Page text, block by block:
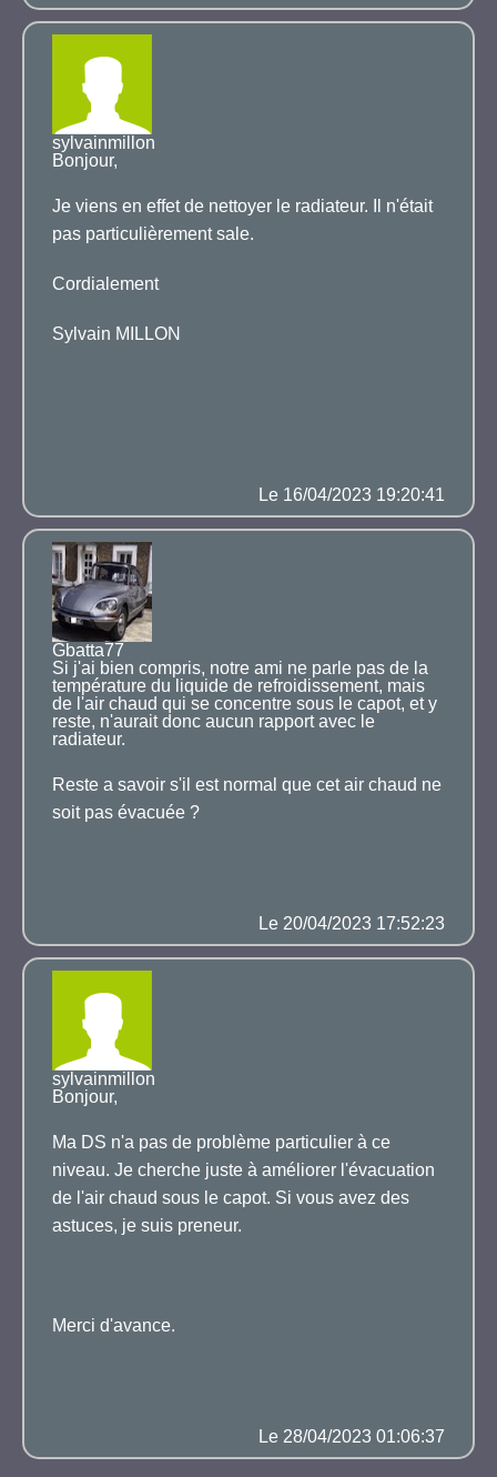
sylvainmillon
Bonjour,
Je viens en effet de nettoyer le radiateur. Il n'était
pas particulièrement sale.
Cordialement
Sylvain MILLON
Le 16/04/2023 19:20:41
Gbatta77
Si j'ai bien compris, notre ami ne parle pas de la
température du liquide de refroidissement, mais
de l'air chaud qui se concentre sous le capot, et y
reste, n'aurait donc aucun rapport avec le
radiateur.
Reste a savoir s'il est normal que cet air chaud ne
soit pas évacuée ?
Le 20/04/2023 17:52:23
sylvainmillon
Bonjour,
Ma DS n'a pas de problème particulier à ce
niveau. Je cherche juste à améliorer l'évacuation
de l'air chaud sous le capot. Si vous avez des
astuces, je suis preneur.
Merci d'avance.
Le 28/04/2023 01:06:37